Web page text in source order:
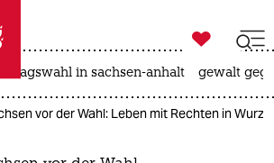
taz zahl ich
taz zahl ich

taz zahl ich
in sachsen-anhalt gewalt
vor der Wahl: Leben mit Rechten in